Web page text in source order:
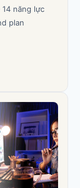
năng lực
plan